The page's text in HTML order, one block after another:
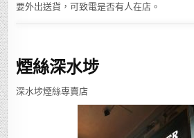
要外出送貨，可致電是否有人在店。
煙絲深水埗
深水埗煙絲專賣店